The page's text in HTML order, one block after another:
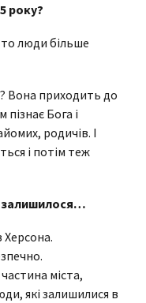
року?
то люди більше
Вона приходить до
пізнає Бога і
родичів. І
і потім теж
залишилося…
Херсона.
міста,
які залишилися в